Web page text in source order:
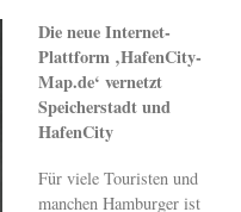
Die neue Internet-
Plattform ‚HafenCity-
Map.de‘ vernetzt
Speicherstadt und
HafenCity
Für viele Touristen und
manchen Hamburger ist